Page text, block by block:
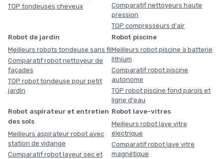
TOP tondeuses cheveux
Comparatif nettoyeurs haute
pression
TOP compresseurs d'air
Robot de jardin
Meilleurs robots tondeuse sans fil
Comparatif robot nettoyeur de
façades
TOP robot tondeuse pour petit
jardin
Robot piscine
Meilleurs robot piscine à batterie
lithium
Comparatif robot piscine
autonome
TOP robot piscine fond parois et
ligne d'eau
Robot aspirateur et entretien
des sols
Meilleurs aspirateur robot avec
station de vidange
Comparatif robot laveur sec et
Robot lave-vitres
Meilleurs robot lave vitre
électrique
Comparatif robot lave vitre
magnétique